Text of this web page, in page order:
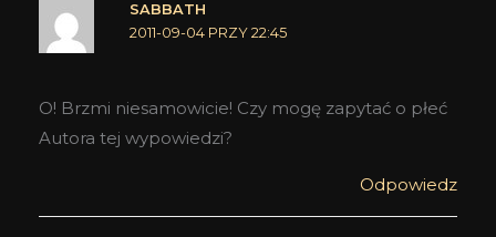
SABBATH
2011-09-04 PRZY 22:45
O! Brzmi niesamowicie! Czy mogę zapytać o płeć
Autora tej wypowiedzi?
Odpowiedz